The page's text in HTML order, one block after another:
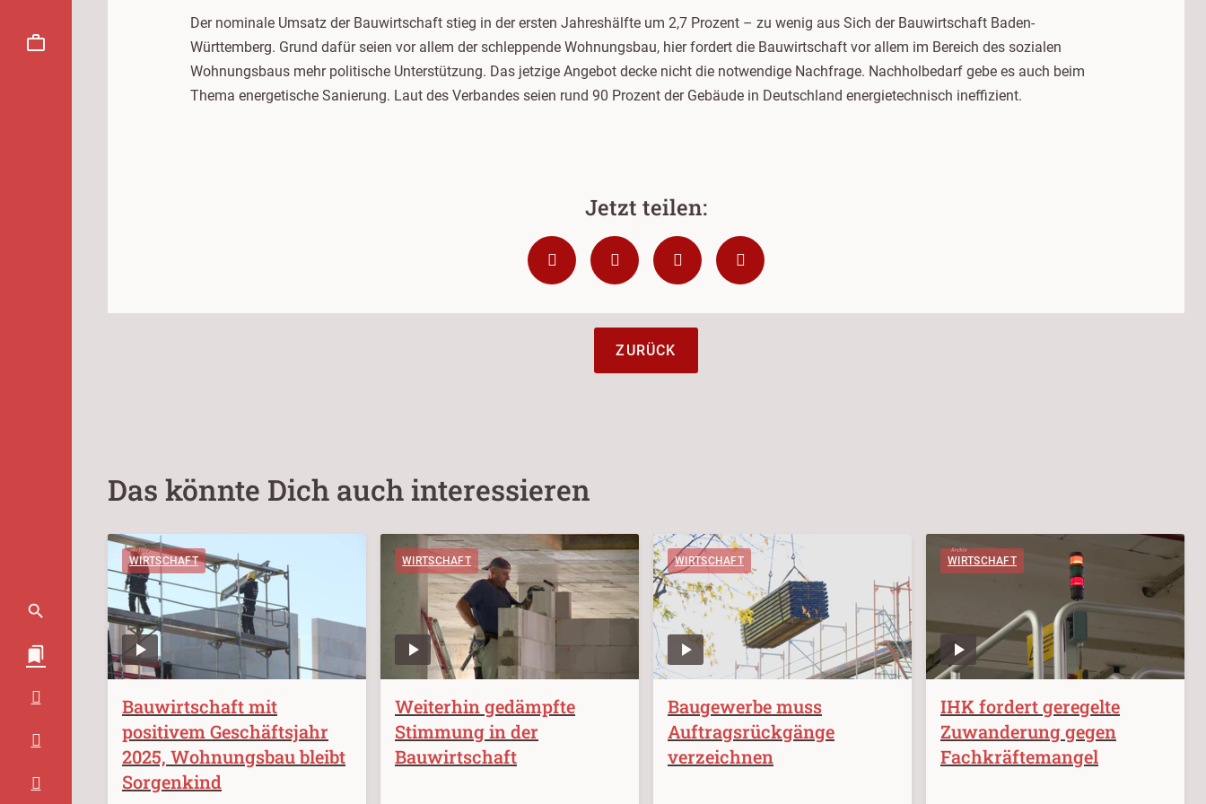
Der nominale Umsatz der Bauwirtschaft stieg in der ersten Jahreshälfte um 2,7 Prozent – zu wenig aus Sich der Bauwirtschaft Baden-
Württemberg. Grund dafür seien vor allem der schleppende Wohnungsbau, hier fordert die Bauwirtschaft vor allem im Bereich des sozialen
Wohnungsbaus mehr politische Unterstützung. Das jetzige Angebot decke nicht die notwendige Nachfrage. Nachholbedarf gebe es auch beim
Thema energetische Sanierung. Laut des Verbandes seien rund 90 Prozent der Gebäude in Deutschland energietechnisch ineffizient.
ZURÜCK
Das könnte Dich auch interessieren
WIRTSCHAFT
Bauwirtschaft mit
positivem Geschäftsjahr
2025, Wohnungsbau bleibt
Sorgenkind
WIRTSCHAFT
Weiterhin gedämpfte
Stimmung in der
Bauwirtschaft
WIRTSCHAFT
Baugewerbe muss
Auftragsrückgänge
verzeichnen
WIRTSCHAFT
IHK fordert geregelte
Zuwanderung gegen
Fachkräftemangel